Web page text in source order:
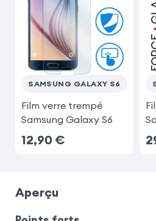
SAMSUNG GALAXY S6
Film verre trempé
Samsung Galaxy S6
12,90 €
Aperçu